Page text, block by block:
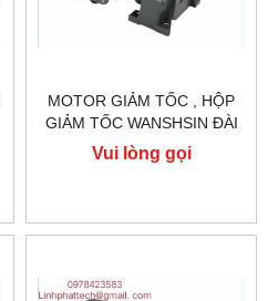
MOTOR GIẢM TỐC , HỘP
GIẢM TỐC WANSHSIN ĐÀI
LOAN GH40-2200-3S /
2.2KW 2200W 3HP
Vui lòng gọi